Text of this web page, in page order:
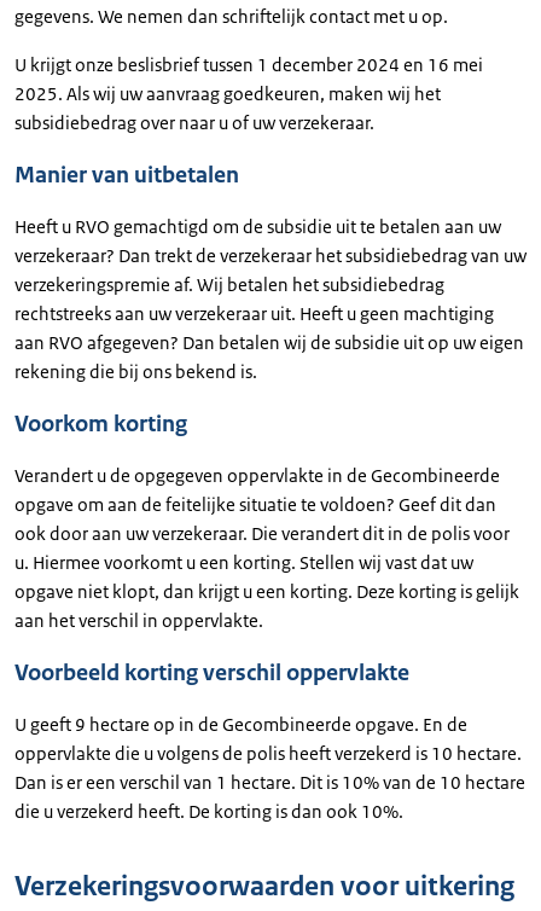
gegevens. We nemen dan schriftelijk contact met u op.
U krijgt onze beslisbrief tussen 1 december 2024 en 16 mei
2025. Als wij uw aanvraag goedkeuren, maken wij het
subsidiebedrag over naar u of uw verzekeraar.
Manier van uitbetalen
Heeft u RVO gemachtigd om de subsidie uit te betalen aan uw
verzekeraar? Dan trekt de verzekeraar het subsidiebedrag van uw
verzekeringspremie af. Wij betalen het subsidiebedrag
rechtstreeks aan uw verzekeraar uit. Heeft u geen machtiging
aan RVO afgegeven? Dan betalen wij de subsidie uit op uw eigen
rekening die bij ons bekend is.
Voorkom korting
Verandert u de opgegeven oppervlakte in de Gecombineerde
opgave om aan de feitelijke situatie te voldoen? Geef dit dan
ook door aan uw verzekeraar. Die verandert dit in de polis voor
u. Hiermee voorkomt u een korting. Stellen wij vast dat uw
opgave niet klopt, dan krijgt u een korting. Deze korting is gelijk
aan het verschil in oppervlakte.
Voorbeeld korting verschil oppervlakte
U geeft 9 hectare op in de Gecombineerde opgave. En de
oppervlakte die u volgens de polis heeft verzekerd is 10 hectare.
Dan is er een verschil van 1 hectare. Dit is 10% van de 10 hectare
die u verzekerd heeft. De korting is dan ook 10%.
Verzekeringsvoorwaarden voor uitkering